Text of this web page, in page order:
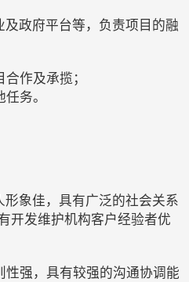
政府平台等，负责项目的融
作及承揽；
务。
象佳，具有广泛的社会关系
开发维护机构客户经验者优
强，具有较强的沟通协调能